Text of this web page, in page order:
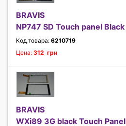
BRAVIS
NP747 SD Touch panel Black
Код товара: 6210719
Цена: 312 грн
BRAVIS
WXi89 3G black Touch Panel